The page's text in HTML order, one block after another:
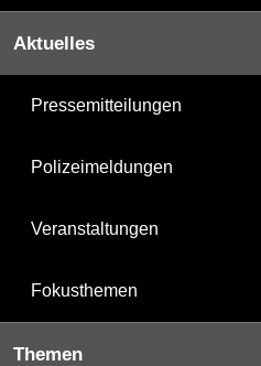
Aktuelles
Pressemitteilungen
Polizeimeldungen
Veranstaltungen
Fokusthemen
Themen